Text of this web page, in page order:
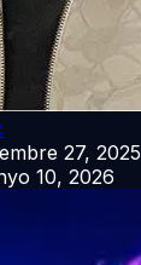
27, 2025
10, 2026